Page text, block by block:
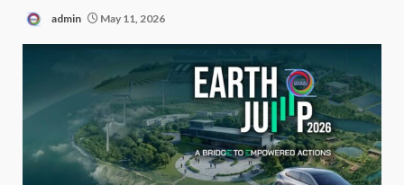
admin May 11, 2026